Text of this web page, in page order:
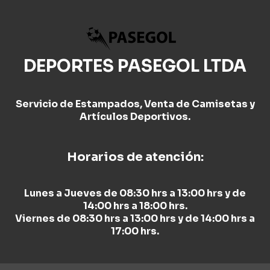
DEPORTES PASEGOL LTDA
Servicio de Estampados, Venta de Camisetas y
Artículos Deportivos.
Horarios de atención:
Lunes a Jueves de 08:30 hrs a 13:00 hrs y de
14:00 hrs a 18:00 hrs.
Viernes de 08:30 hrs a 13:00 hrs y de 14:00 hrs a
17:00 hrs.